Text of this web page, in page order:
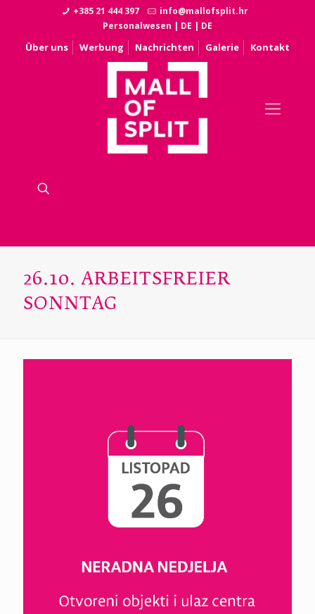
+385 21 444 397
info@mallofsplit.hr
Personalwesen | DE | DE
Über uns Werbung Nachrichten Galerie Kontakt
26.10. ARBEITSFREIER
SONNTAG